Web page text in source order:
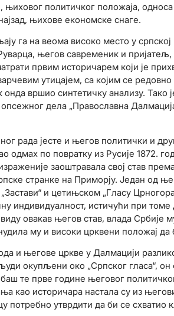
њиховог политичког положаја,
њихове економске снаге.
га на веома високо место у
његов савременик и пријатељ,
првим историчарем који је
утицајем, са којим се
вршио синтетичку анализу.
дела „Православна
рада јесте и његов политички и
по повратку из Русије 1872.
заоштравала свој став
странке на Приморју. Један од
и цетињском „Гласу
индивидуалност, истичући при
овакав његов став, влада Србије
му и високи црквени положај
његове цркве у Далмацији
окупљени око „Српског гласа“,
те прве године његовог
као историчара настала су из
потребно утврдити да би се